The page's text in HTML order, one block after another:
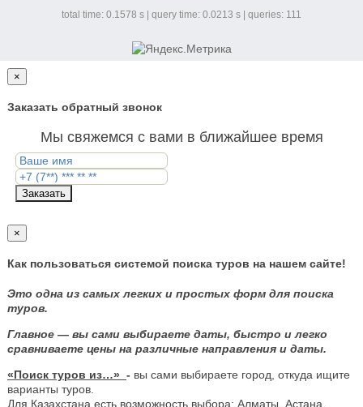
total time: 0.1578 s | query time: 0.0213 s | queries: 111
×
Заказать обратный звонок
Мы свяжемся с вами в ближайшее время
Заказать
×
Как пользоваться системой поиска туров на нашем сайте!
Это одна из самых легких и простых форм для поиска
туров.
Главное — вы сами выбираете даты, быстро и легко
сравниваете цены на различные направления и даты.
«Поиск туров из…» - вы сами выбираете город, откуда ищите
варианты туров.
Для Казахстана есть возможность выбора: Алматы, Астана,